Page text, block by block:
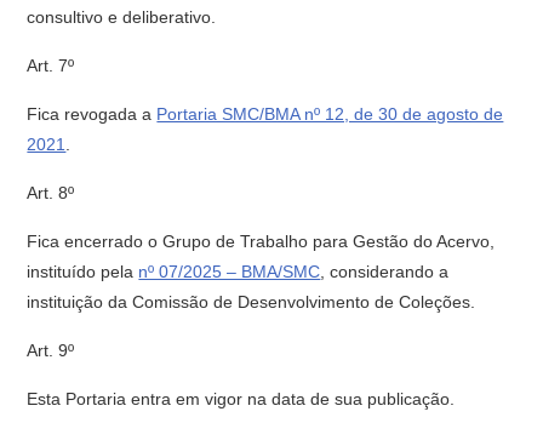
consultivo e deliberativo.
Art. 7º
Fica revogada a Portaria SMC/BMA nº 12, de 30 de agosto de
2021
Art. 8º
Fica encerrado o Grupo de Trabalho para Gestão do Acervo,
instituído pela nº 07/2025 – BMA/SMC , considerando a
instituição da Comissão de Desenvolvimento de Coleções.
Art. 9º
Esta Portaria entra em vigor na data de sua publicação.